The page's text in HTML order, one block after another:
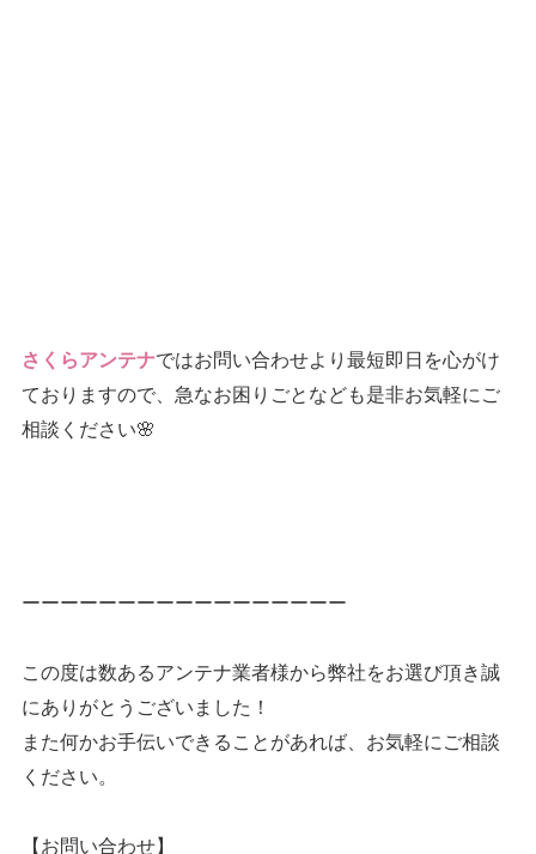
さくらアンテナではお問い合わせより最短即日を心がけ
ておりますので、急なお困りごとなども是非お気軽にご
相談ください🌸
ーーーーーーーーーーーーーーーーー
この度は数あるアンテナ業者様から弊社をお選び頂き誠
にありがとうございました！
また何かお手伝いできることがあれば、お気軽にご相談
ください。
【お問い合わせ】